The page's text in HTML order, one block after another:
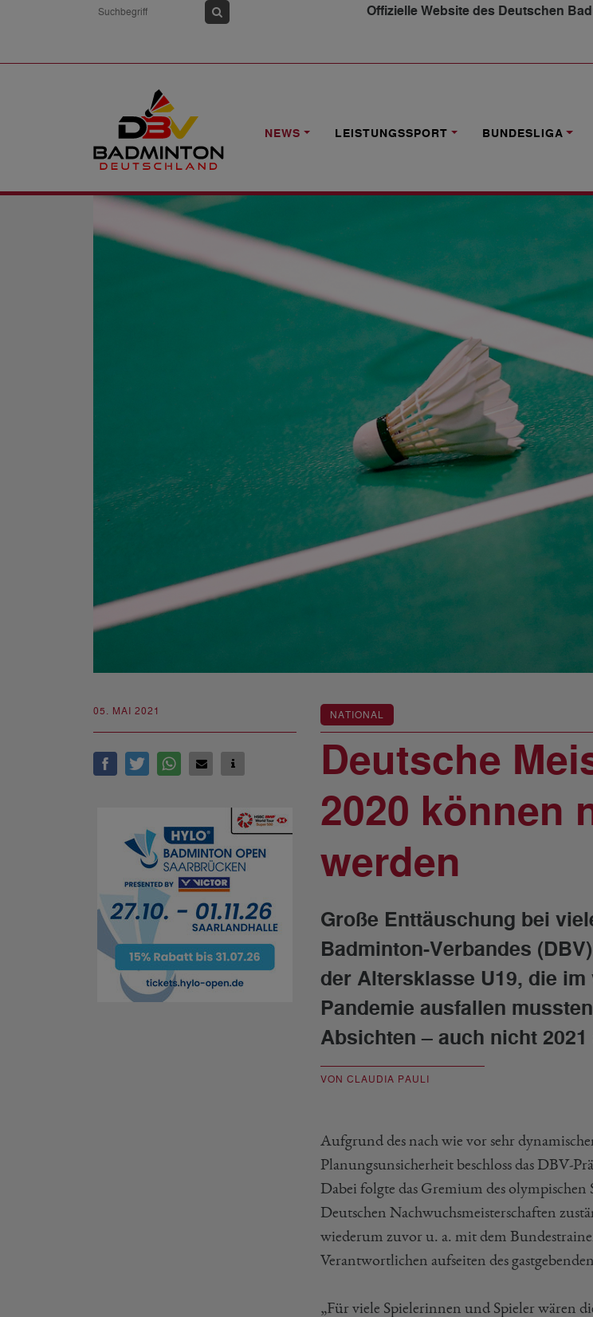
Offizielle Website des Deutschen
NEWS LEISTUNGSSPORT BUNDESLIGA
NEWS
05. MAI 2021 NATIONAL
Deutsche
2020 können
werden
Große Enttäuschung bei
Badminton-Verbandes
der Altersklasse U19, die
Pandemie ausfallen
Absichten – auch nicht
VON CLAUDIA PAULI
Aufgrund des nach wie vor sehr
Planungsunsicherheit beschloss das DBV-
Dabei folgte das Gremium des
Deutschen Nachwuchsmeisterschaften
wiederum zuvor u. a. mit dem
Verantwortlichen aufseiten des
„Für viele Spielerinnen und Spieler wären